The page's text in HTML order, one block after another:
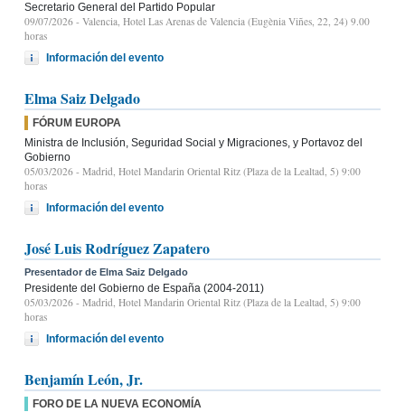
Secretario General del Partido Popular
09/07/2026 - Valencia, Hotel Las Arenas de Valencia (Eugènia Viñes, 22, 24) 9.00
horas
Información del evento
Elma Saiz Delgado
FÓRUM EUROPA
Ministra de Inclusión, Seguridad Social y Migraciones, y Portavoz del
Gobierno
05/03/2026 - Madrid, Hotel Mandarin Oriental Ritz (Plaza de la Lealtad, 5) 9:00
horas
Información del evento
José Luis Rodríguez Zapatero
Presentador de Elma Saiz Delgado
Presidente del Gobierno de España (2004-2011)
05/03/2026 - Madrid, Hotel Mandarin Oriental Ritz (Plaza de la Lealtad, 5) 9:00
horas
Información del evento
Benjamín León, Jr.
FORO DE LA NUEVA ECONOMÍA